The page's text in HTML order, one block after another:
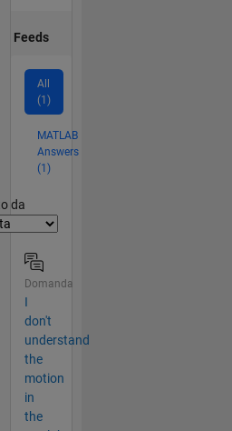
Feeds
All
(1)
MATLAB
Answers
(1)
da
Domanda
I
don't
understand
the
motion
in
the